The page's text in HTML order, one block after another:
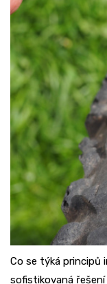
Co se týká principů
sofistikovaná